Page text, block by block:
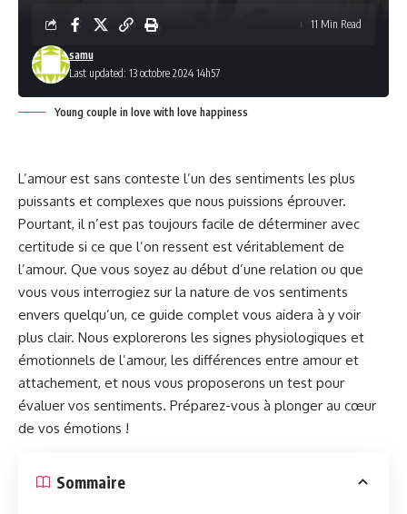
Last updated: 13 octobre 2024 14h57
samu
11 Min Read
Young couple in love with love happiness
L’amour est sans conteste l’un des sentiments les plus
puissants et complexes que nous puissions éprouver.
Pourtant, il n’est pas toujours facile de déterminer avec
certitude si ce que l’on ressent est véritablement de
l’amour. Que vous soyez au début d’une relation ou que
vous vous interrogiez sur la nature de vos sentiments
envers quelqu’un, ce guide complet vous aidera à y voir
plus clair. Nous explorerons les signes physiologiques et
émotionnels de l’amour, les différences entre amour et
attachement, et nous vous proposerons un test pour
évaluer vos sentiments. Préparez-vous à plonger au cœur
de vos émotions !
Sommaire